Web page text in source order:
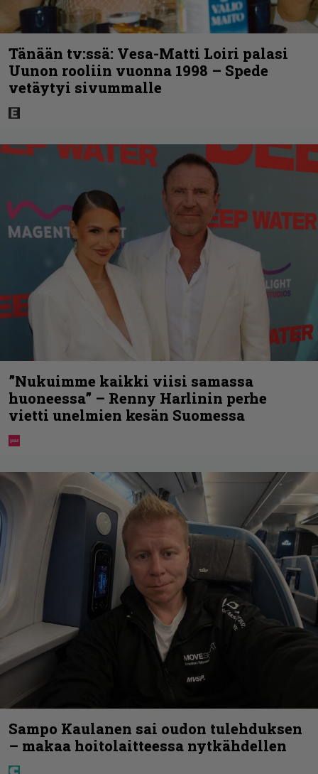
Tänään tv:ssä: Vesa-Matti Loiri palasi
Uunon rooliin vuonna 1998 – Spede
vetäytyi sivummalle
”Nukuimme kaikki viisi samassa
huoneessa” – Renny Harlinin perhe
vietti unelmien kesän Suomessa
Sampo Kaulanen sai oudon tulehduksen
– makaa hoitolaitteessa nytkähdellen